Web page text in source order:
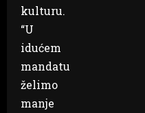
kulturu.
“U
idućem
mandatu
želimo
manje